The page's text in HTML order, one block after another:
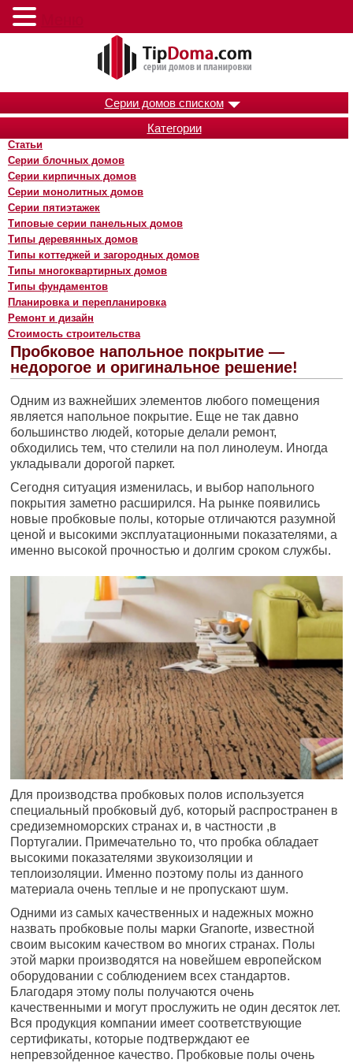
Серии домов списком
Категории
Статьи
Серии блочных домов
Серии кирпичных домов
Серии монолитных домов
Серии пятиэтажек
Типовые серии панельных домов
Типы деревянных домов
Типы коттеджей и загородных домов
Типы многоквартирных домов
Типы фундаментов
Планировка и перепланировка
Ремонт и дизайн
Стоимость строительства
Пробковое напольное покрытие —
недорогое и оригинальное решение!
Одним из важнейших элементов любого помещения
является напольное покрытие. Еще не так давно
большинство людей, которые делали ремонт,
обходились тем, что стелили на пол линолеум. Иногда
укладывали дорогой паркет.
Сегодня ситуация изменилась, и выбор напольного
покрытия заметно расширился. На рынке появились
новые пробковые полы, которые отличаются разумной
ценой и высокими эксплуатационными показателями, а
именно высокой прочностью и долгим сроком службы.
Для производства пробковых полов используется
специальный пробковый дуб, который распространен в
средиземноморских странах и, в частности ,в
Португалии. Примечательно то, что пробка обладает
высокими показателями звукоизоляции и
теплоизоляции. Именно поэтому полы из данного
материала очень теплые и не пропускают шум.
Одними из самых качественных и надежных можно
назвать пробковые полы марки Granorte, известной
своим высоким качеством во многих странах. Полы
этой марки производятся на новейшем европейском
оборудовании с соблюдением всех стандартов.
Благодаря этому полы получаются очень
качественными и могут прослужить не один десяток лет.
Вся продукция компании имеет соответствующие
сертификаты, которые подтверждают ее
непревзойденное качество. Пробковые полы очень